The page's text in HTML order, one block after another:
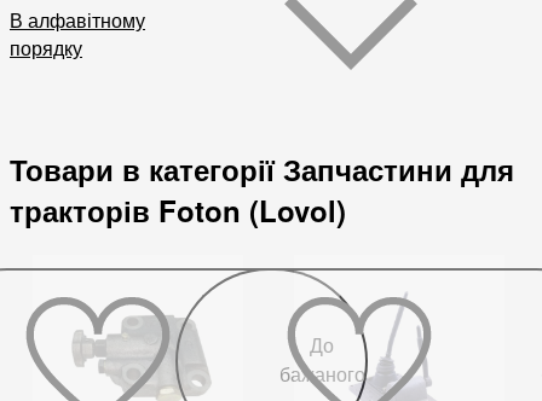
В алфавітному
порядку
Товари в категорії Запчастини для
тракторів Foton (Lovol)
До
бажаного